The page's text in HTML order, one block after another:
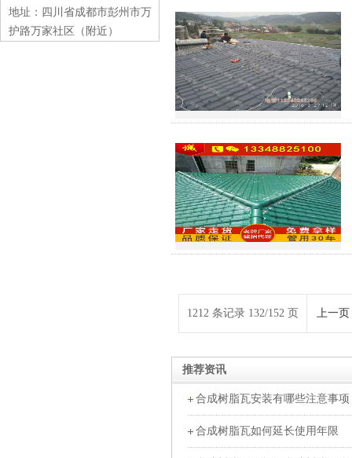
地址：四川省成都市彭州市万
护路万家社区（附近）
1212 条记录 132/152 页 上一页
推荐资讯
合成树脂瓦安装有哪些注意事项
合成树脂瓦如何延长使用年限